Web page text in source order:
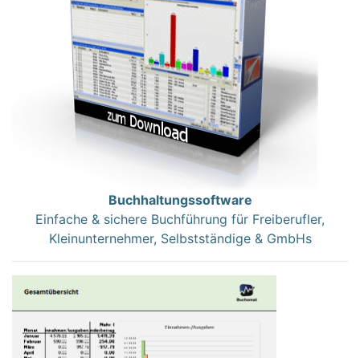
Buchhaltungssoftware
Einfache & sichere Buchführung für Freiberufler,
Kleinunternehmer, Selbstständige & GmbHs